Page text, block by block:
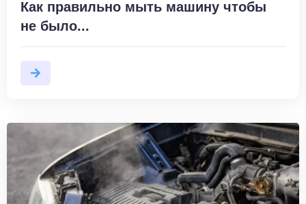
Как правильно мыть машину чтобы
не было...